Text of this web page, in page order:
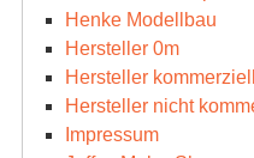
Henke Modellbau
Hersteller 0m
Hersteller kommerziell
Hersteller nicht
Impressum